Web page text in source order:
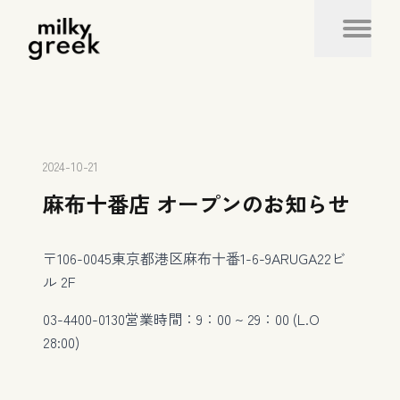
2024-10-21
麻布十番店 オープンのお知らせ
〒106-0045東京都港区麻布十番1-6-9ARUGA22ビ
ル 2F
03-4400-0130営業時間：9：00 ~ 29：00 (L.O
28:00)